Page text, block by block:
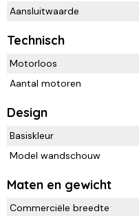
Aansluitwaarde
Technisch
Motorloos
Aantal motoren
Design
Basiskleur
Model wandschouw
Maten en gewicht
Commerciële breedte